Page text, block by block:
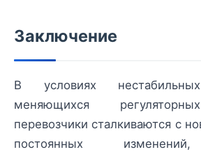
Заключение
В условиях
меняющихся
перевозчики сталкиваются с
постоянных